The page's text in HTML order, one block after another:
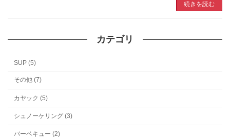
続きを読む
カテゴリ
SUP (5)
その他 (7)
カヤック (5)
シュノーケリング (3)
バーベキュー (2)